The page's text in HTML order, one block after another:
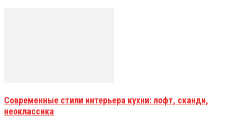
Современные стили интерьера кухни: лофт, сканди,
неоклассика